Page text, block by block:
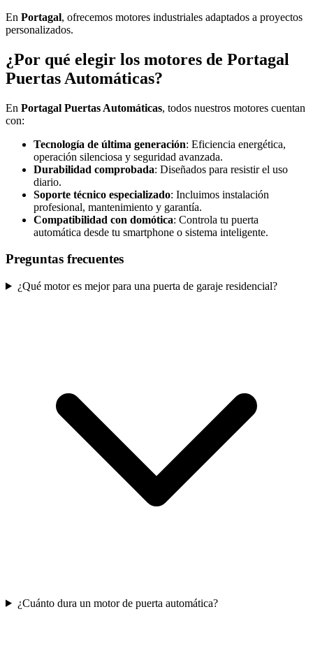
En Portagal, ofrecemos motores industriales adaptados a proyectos
personalizados.
¿Por qué elegir los motores de Portagal
Puertas Automáticas?
En Portagal Puertas Automáticas, todos nuestros motores cuentan
con:
Tecnología de última generación: Eficiencia energética,
operación silenciosa y seguridad avanzada.
Durabilidad comprobada: Diseñados para resistir el uso
diario.
Soporte técnico especializado: Incluimos instalación
profesional, mantenimiento y garantía.
Compatibilidad con domótica: Controla tu puerta
automática desde tu smartphone o sistema inteligente.
Preguntas frecuentes
¿Qué motor es mejor para una puerta de garaje residencial?
¿Cuánto dura un motor de puerta automática?